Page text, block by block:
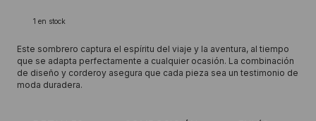
1 en stock
Este sombrero captura el espíritu del viaje y la aventura, al tiempo
que se adapta perfectamente a cualquier ocasión. La combinación
de diseño y corderoy asegura que cada pieza sea un testimonio de
moda duradera.